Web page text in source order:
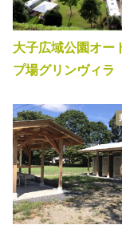
大子広域公園オー
プ場グリンヴィラ